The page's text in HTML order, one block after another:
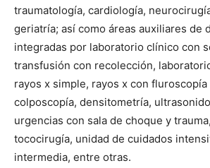
traumatología, cardiología,
geriatría; así como áreas auxiliares de
integradas por laboratorio clínico con
transfusión con recolección,
rayos x simple, rayos x con fluroscopía
colposcopía, densitometría,
urgencias con sala de choque y
tococirugía, unidad de cuidados
intermedia, entre otras.